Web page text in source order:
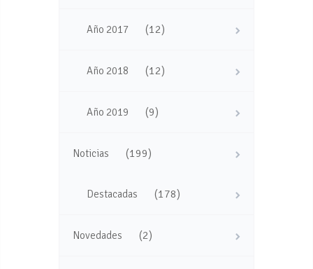
Año 2017 (12)
Año 2018 (12)
Año 2019 (9)
Noticias (199)
Destacadas (178)
Novedades (2)